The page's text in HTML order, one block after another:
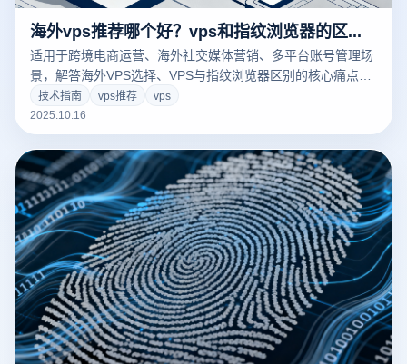
海外vps推荐哪个好？vps和指纹浏览器的区别是什么？
适用于跨境电商运营、海外社交媒体营销、多平台账号管理场
景，解答海外VPS选择、VPS与指纹浏览器区别的核心痛点，
二者协同搭配云登指纹浏览器，可高效解决多账号防关联、海
外环境适配问题。
技术指南 vps推荐
vps
2025.10.16